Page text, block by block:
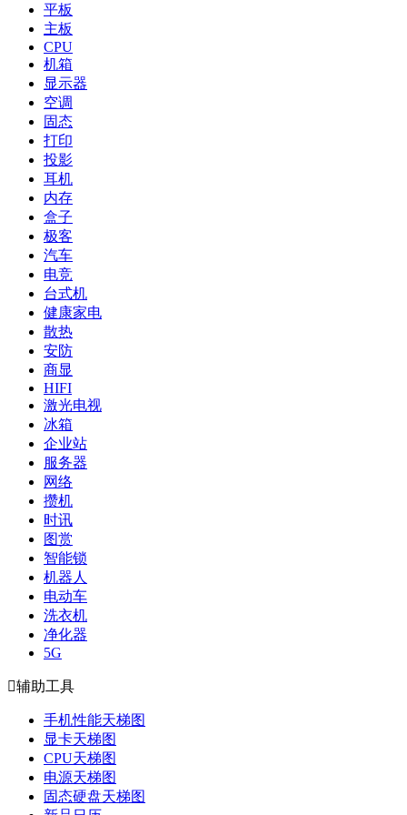
平板
主板
CPU
机箱
显示器
空调
固态
打印
投影
耳机
内存
盒子
极客
汽车
电竞
台式机
健康家电
散热
安防
商显
HIFI
激光电视
冰箱
企业站
服务器
网络
攒机
时讯
图赏
智能锁
机器人
电动车
洗衣机
净化器
5G
辅助工具
手机性能天梯图
显卡天梯图
CPU天梯图
电源天梯图
固态硬盘天梯图